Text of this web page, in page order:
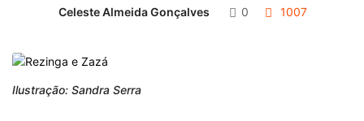
Celeste Almeida Gonçalves 0 1007
Ilustração: Sandra Serra